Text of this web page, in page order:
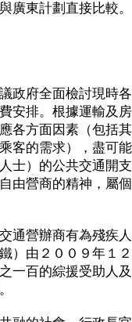
廣東計劃直接比較。
府全面檢討現時各
安排。根據運輸及
各方面因素（包括
客的需求），盡可
士）的公共交通開
由營商的精神，屬
營辦商有為殘疾人
）由２００９年１
一百的綜援受助人